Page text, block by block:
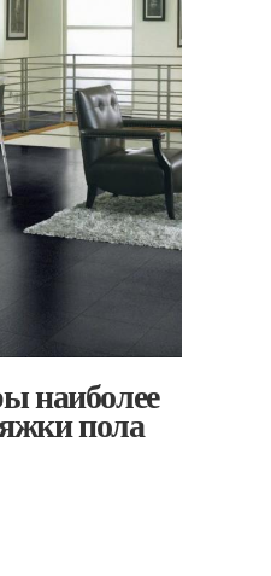
наиболее
пола